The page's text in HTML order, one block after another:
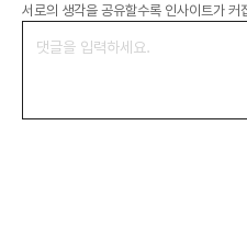
서로의 생각을 공유할수록 인사이트가 커